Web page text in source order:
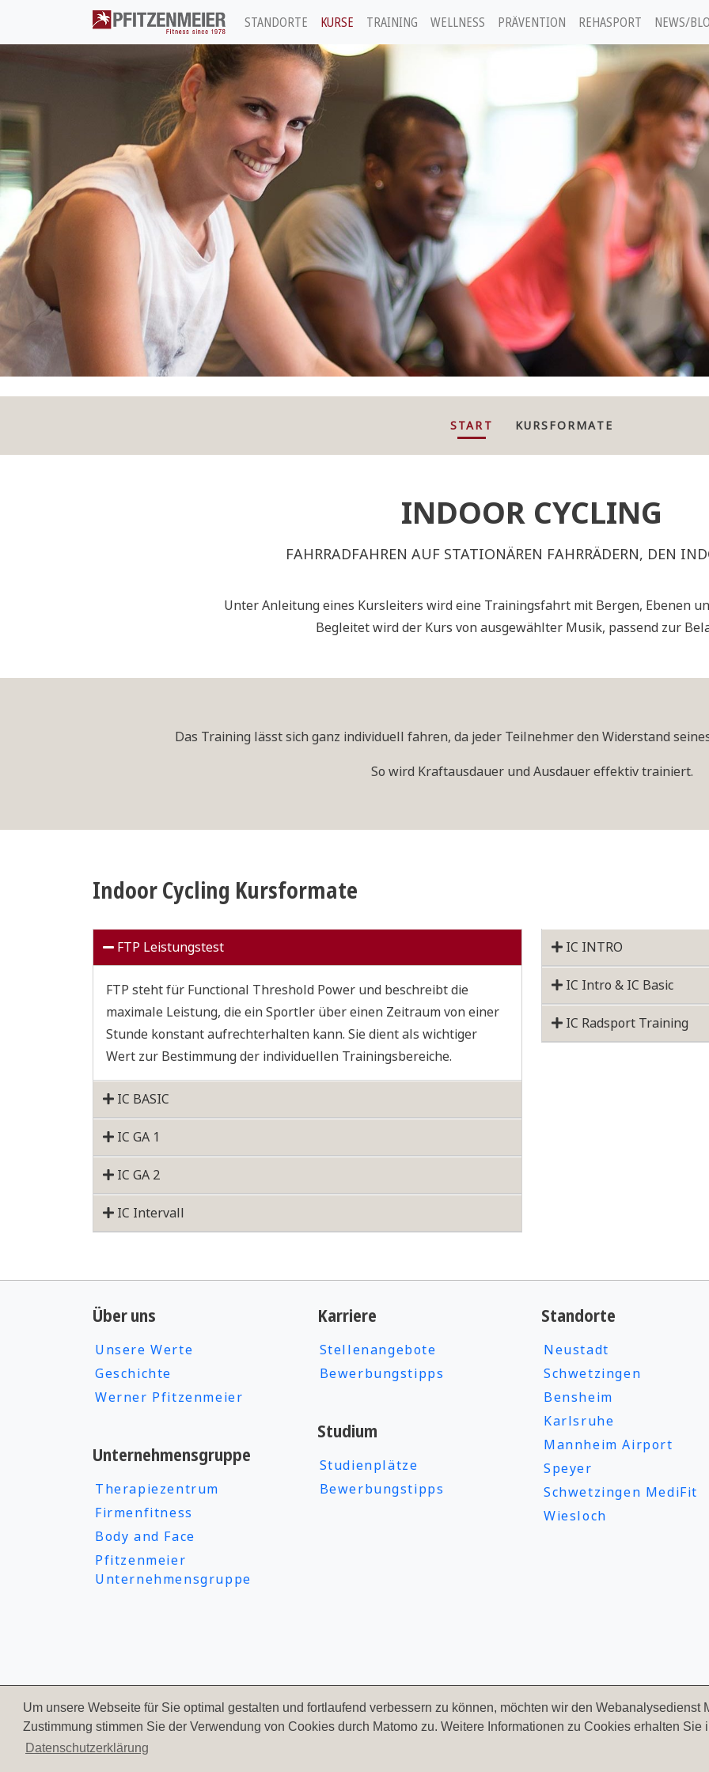
Um unsere Webseite für Sie optimal gestalten und fortlaufend verbessern zu können, möchten wir den Webanalysedienst
Zustimmung stimmen Sie der Verwendung von Cookies durch Matomo zu. Weitere Informationen zu Cookies erhalten Sie
Datenschutzerklärung
Pfitzenmeier
STANDORTE KURSE TRAINING WELLNESS PRÄVENTION REHASPORT NEWS/
START KURSFORMATE
INDOOR CYCLING
FAHRRADFAHREN AUF STATIONÄREN FAHRRÄDERN, DEN
Unter Anleitung eines Kursleiters wird eine Trainingsfahrt mit Bergen, Ebenen
Begleitet wird der Kurs von ausgewählter Musik, passend zur
Das Training lässt sich ganz individuell fahren, da jeder Teilnehmer den Widerstand
So wird Kraftausdauer und Ausdauer effektiv trainiert.
Indoor Cycling Kursformate
FTP Leistungstest
FTP steht für Functional Threshold Power und beschreibt die
maximale Leistung, die ein Sportler über einen Zeitraum von einer
Stunde konstant aufrechterhalten kann. Sie dient als wichtiger
Wert zur Bestimmung der individuellen Trainingsbereiche.
IC BASIC
IC GA 1
IC GA 2
IC Intervall
IC INTRO
IC Intro & IC Basic
IC Radsport Training
Über uns
Unsere Werte
Geschichte
Werner Pfitzenmeier
Unternehmensgruppe
Therapiezentrum
Firmenfitness
Body and Face
Pfitzenmeier
Unternehmensgruppe
Karriere
Stellenangebote
Bewerbungstipps
Studium
Studienplätze
Bewerbungstipps
Standorte
Neustadt
Schwetzingen
Bensheim
Karlsruhe
Mannheim Airport
Speyer
Schwetzingen MediFit
Wiesloch
2323Bewertungen auf ProvenExpert.com